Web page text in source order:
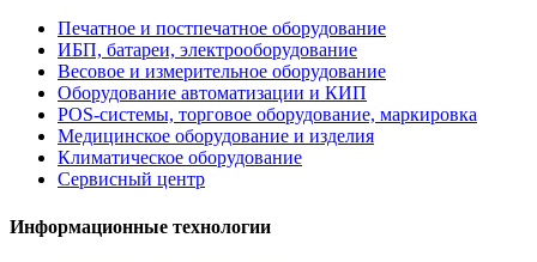
Печатное и постпечатное оборудование
ИБП, батареи, электрооборудование
Весовое и измерительное оборудование
Оборудование автоматизации и КИП
POS-системы, торговое оборудование, маркировка
Медицинское оборудование и изделия
Климатическое оборудование
Сервисный центр
Информационные технологии